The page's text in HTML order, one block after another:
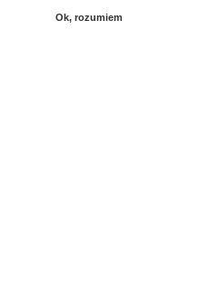
Ok, rozumiem